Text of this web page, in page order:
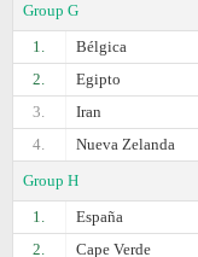
Group G
1.
Bélgica
2.
Egipto
3.
Iran
4.
Nueva Zelanda
Group H
1.
España
2.
Cape Verde